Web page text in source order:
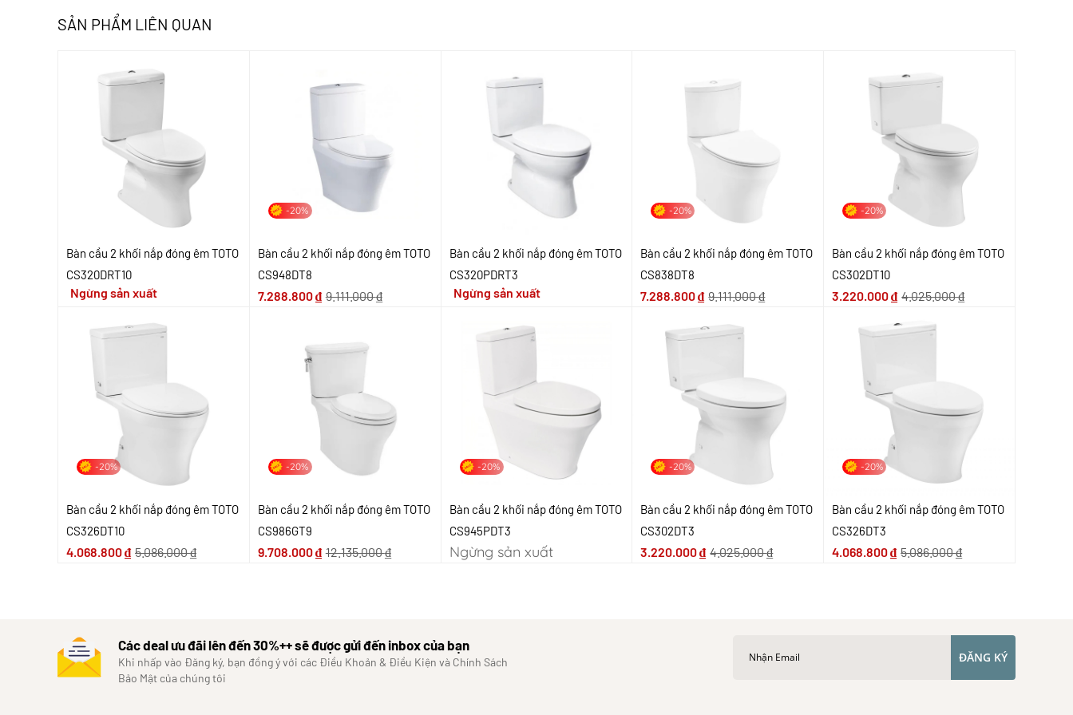
SẢN PHẨM LIÊN QUAN
Bàn cầu 2 khối nắp đóng êm TOTO
CS320DRT10
Ngừng sản xuất
-20%
Bàn cầu 2 khối nắp đóng êm TOTO
CS948DT8
7.288.800₫ 9.111.000₫
Bàn cầu 2 khối nắp đóng êm TOTO
CS320PDRT3
Ngừng sản xuất
-20%
Bàn cầu 2 khối nắp đóng êm TOTO
CS838DT8
7.288.800₫ 9.111.000₫
-20%
Bàn cầu 2 khối nắp đóng êm TOTO
CS302DT10
3.220.000₫ 4.025.000₫
-20%
Bàn cầu 2 khối nắp đóng êm TOTO
CS326DT10
4.068.800₫ 5.086.000₫
-20%
Bàn cầu 2 khối nắp đóng êm TOTO
CS986GT9
9.708.000₫ 12.135.000₫
-20%
Bàn cầu 2 khối nắp đóng êm TOTO
CS945PDT3
Ngừng sản xuất
-20%
Bàn cầu 2 khối nắp đóng êm TOTO
CS302DT3
3.220.000₫ 4.025.000₫
-20%
Bàn cầu 2 khối nắp đóng êm TOTO
CS326DT3
4.068.800₫ 5.086.000₫
Các deal ưu đãi lên đến 30%++ sẽ được gửi đến inbox của bạn
Khi nhấp vào Đăng ký, bạn đồng ý với các Điều Khoản & Điều Kiện và Chính Sách
Bảo Mật của chúng tôi
ĐĂNG KÝ